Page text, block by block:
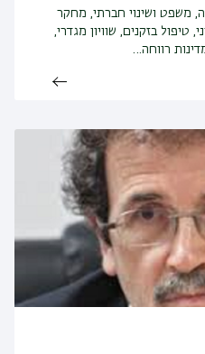
משפט ושינוי חברתי, מחקר
בזקנים, שוויון מגדרי,
רווחה…